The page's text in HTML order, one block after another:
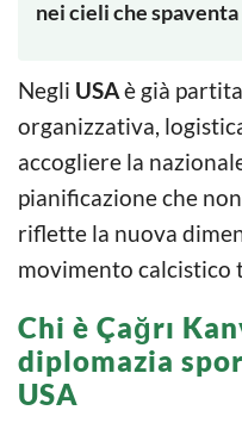
nei cieli che
Negli USAè già
organizzativa,
accogliere la
pianificazione che
riflette la nuova
movimento calcistico
Chi è Çağrı
diplomazia
USA